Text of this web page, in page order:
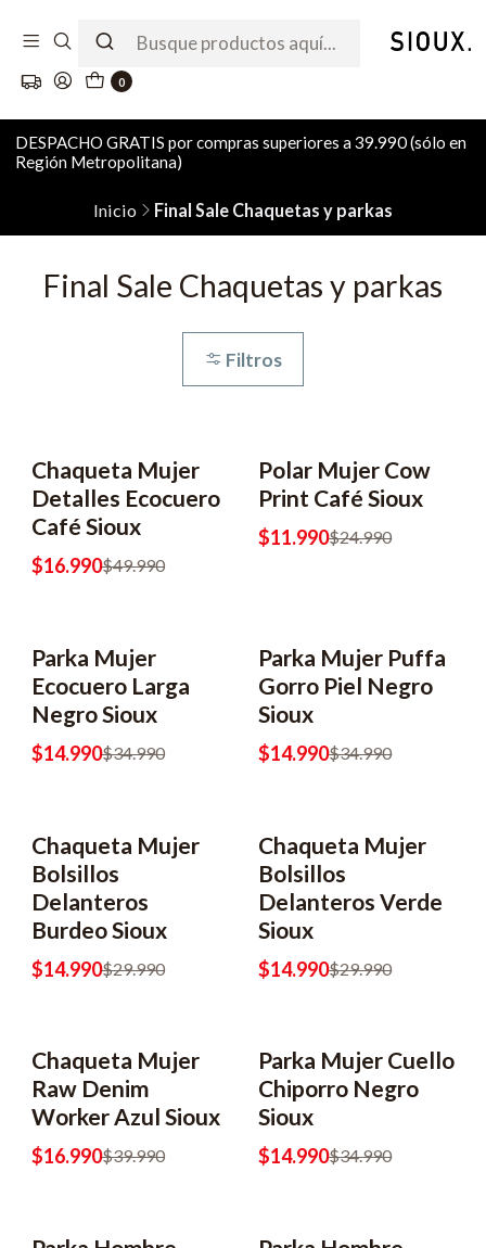
0
DESPACHO GRATIS por compras superiores a 39.990 (sólo en
Región Metropolitana)
Inicio Final Sale Chaquetas y parkas
Final Sale Chaquetas y parkas
Filtros
-66% OFF
Chaqueta Mujer
Detalles Ecocuero
Café Sioux
$16.990$49.990
-52% OFF
Polar Mujer Cow
Print Café Sioux
$11.990$24.990
-57% OFF
Parka Mujer
Ecocuero Larga
Negro Sioux
$14.990$34.990
-57% OFF
Parka Mujer Puffa
Gorro Piel Negro
Sioux
$14.990$34.990
-50% OFF
Chaqueta Mujer
Bolsillos
Delanteros
Burdeo Sioux
$14.990$29.990
-50% OFF
Chaqueta Mujer
Bolsillos
Delanteros Verde
Sioux
$14.990$29.990
-58% OFF
Chaqueta Mujer
Raw Denim
Worker Azul Sioux
$16.990$39.990
-57% OFF
Parka Mujer Cuello
Chiporro Negro
Sioux
$14.990$34.990